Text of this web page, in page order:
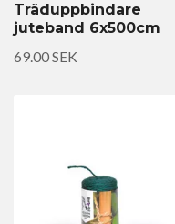
Träduppbindare
juteband 6x500cm
69.00 SEK